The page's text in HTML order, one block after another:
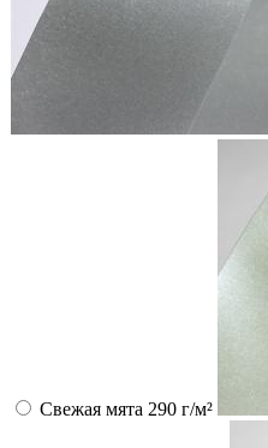
Свежая мята 290 г/м²